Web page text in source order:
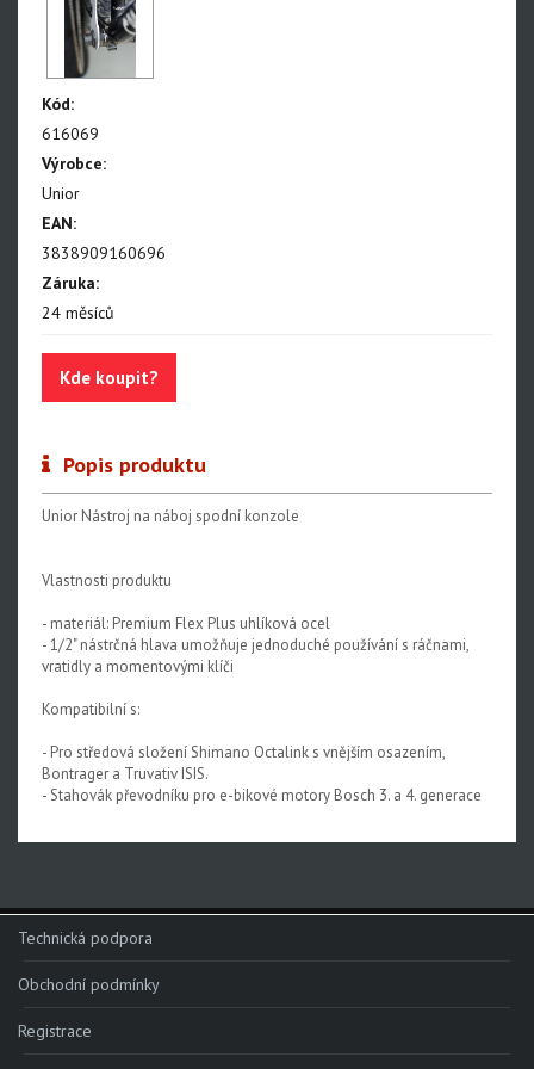
Centrovací stolice
Montážní stojany
Sety nářadí
Dílenské vybavení
Kód:
616069
Výrobce:
Unior
EAN:
3838909160696
Záruka:
24 měsíců
Kde koupit?
Popis produktu
Unior Nástroj na náboj spodní konzole
Vlastnosti produktu
- materiál: Premium Flex Plus uhlíková ocel
- 1/2" nástrčná hlava umožňuje jednoduché používání s ráčnami,
vratidly a momentovými klíči
Kompatibilní s:
- Pro středová složení Shimano Octalink s vnějším osazením,
Bontrager a Truvativ ISIS.
- Stahovák převodníku pro e-bikové motory Bosch 3. a 4. generace
Technická podpora
Obchodní podmínky
Registrace